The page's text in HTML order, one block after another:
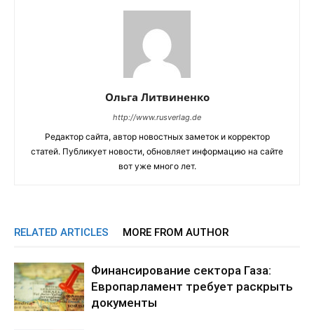
Ольга Литвиненко
http://www.rusverlag.de
Редактор сайта, автор новостных заметок и корректор
статей. Публикует новости, обновляет информацию на сайте
вот уже много лет.
RELATED ARTICLES MORE FROM AUTHOR
Финансирование сектора Газа:
Европарламент требует раскрыть
документы